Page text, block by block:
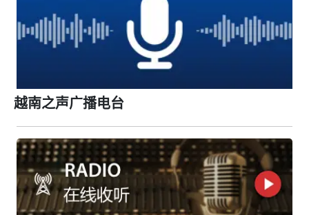
越南之声广播电台